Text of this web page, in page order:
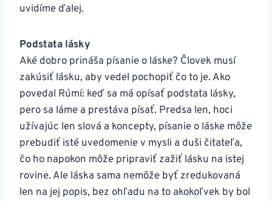
uvidíme ďalej.
Podstata lásky
Aké dobro prináša písanie o láske? Človek musí
zakúsiť lásku, aby vedel pochopiť čo to je. Ako
povedal Rúmí: keď sa má opísať podstata lásky,
pero sa láme a prestáva písať. Predsa len, hoci
užívajúc len slová a koncepty, písanie o láske môže
prebudiť isté uvedomenie v mysli a duši čitateľa,
čo ho napokon môže pripraviť zažiť lásku na istej
rovine. Ale láska sama nemôže byť zredukovaná
len na jej popis, bez ohľadu na to akokoľvek by bol